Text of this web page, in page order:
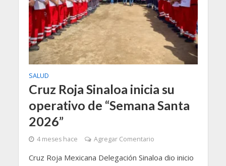
SALUD
Cruz Roja Sinaloa inicia su
operativo de “Semana Santa
2026”
4 meses hace Agregar Comentario
Cruz Roja Mexicana Delegación Sinaloa dio inicio